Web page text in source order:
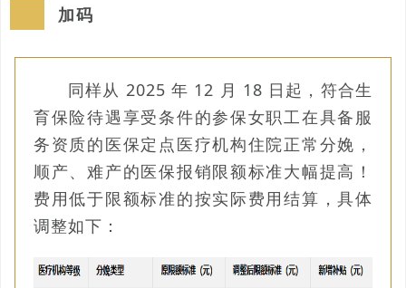
加码
同样从 2025 年 12 月 18 日起，符合生
育保险待遇享受条件的参保女职工在具备服
务资质的医保定点医疗机构住院正常分娩，
顺产、难产的医保报销限额标准大幅提高！
费用低于限额标准的按实际费用结算，具体
调整如下：